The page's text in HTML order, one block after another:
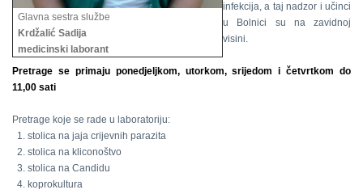
Glavna sestra službe
Krdžalić Sadija
medicinski laborant
infekcija, a taj nadzor i učinci
u Bolnici su na zavidnoj
visini.
Pretrage se primaju ponedjeljkom, utorkom, srijedom i četvrtkom do
11,00 sati
Pretrage koje se rade u laboratoriju:
1. stolica na jaja crijevnih parazita
2. stolica na kliconoštvo
3. stolica na Candidu
4. koprokultura